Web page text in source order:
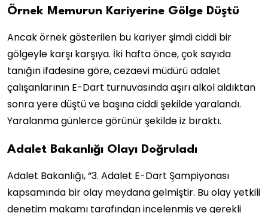
Örnek Memurun Kariyerine Gölge Düştü
Ancak örnek gösterilen bu kariyer şimdi ciddi bir
gölgeyle karşı karşıya. İki hafta önce, çok sayıda
tanığın ifadesine göre, cezaevi müdürü adalet
çalışanlarının E-Dart turnuvasında aşırı alkol aldıktan
sonra yere düştü ve başına ciddi şekilde yaralandı.
Yaralanma günlerce görünür şekilde iz bıraktı.
Adalet Bakanlığı Olayı Doğruladı
Adalet Bakanlığı, “3. Adalet E-Dart Şampiyonası
kapsamında bir olay meydana gelmiştir. Bu olay yetkili
denetim makamı tarafından incelenmiş ve gerekli